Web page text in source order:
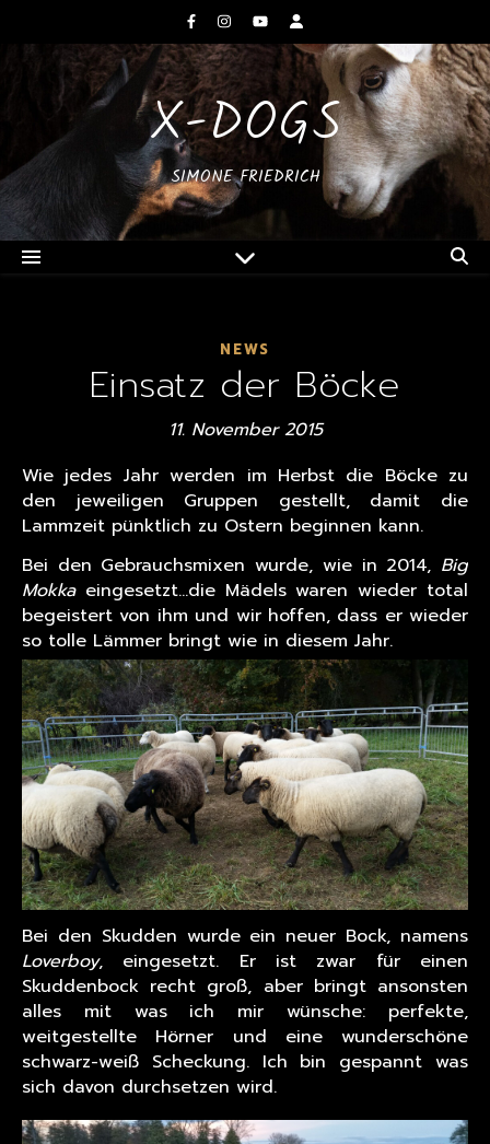
X-DOGS
SIMONE FRIEDRICH
NEWS
Einsatz der Böcke
11. November 2015
Wie jedes Jahr werden im Herbst die Böcke zu
den jeweiligen Gruppen gestellt, damit die
Lammzeit pünktlich zu Ostern beginnen kann.
Bei den Gebrauchsmixen wurde, wie in 2014, Big
Mokkaeingesetzt…die Mädels waren wieder total
begeistert von ihm und wir hoffen, dass er wieder
so tolle Lämmer bringt wie in diesem Jahr.
Bei den Skudden wurde ein neuer Bock, namens
Loverboy, eingesetzt. Er ist zwar für einen
Skuddenbock recht groß, aber bringt ansonsten
alles mit was ich mir wünsche: perfekte,
weitgestellte Hörner und eine wunderschöne
schwarz-weiß Scheckung. Ich bin gespannt was
sich davon durchsetzen wird.